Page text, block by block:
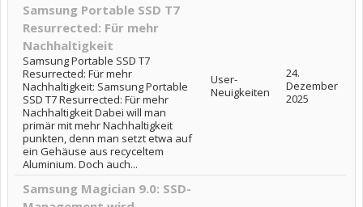
Samsung Portable SSD T7
Resurrected: Für mehr
Nachhaltigkeit
Samsung Portable SSD T7
Resurrected: Für mehr
Nachhaltigkeit: Samsung Portable
SSD T7 Resurrected: Für mehr
Nachhaltigkeit Dabei will man
primär mit mehr Nachhaltigkeit
punkten, denn man setzt etwa auf
ein Gehäuse aus recyceltem
Aluminium. Doch auch...
User-
Neuigkeiten
24.
Dezember
2025
Samsung Magician 9.0: SSD-